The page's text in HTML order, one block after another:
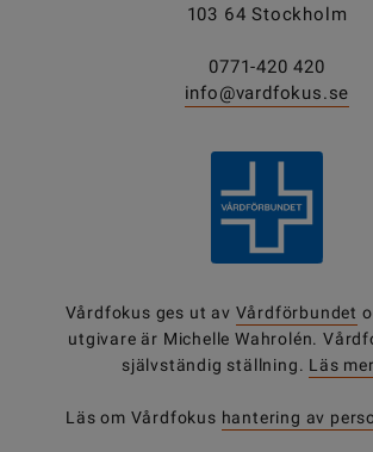
103 64 Stockholm
0771-420 420
info@vardfokus.se
Vårdfokus ges ut av Vårdförbundet
utgivare är Michelle Wahrolén.
självständig ställning. Läs
Läs om Vårdfokus hantering av